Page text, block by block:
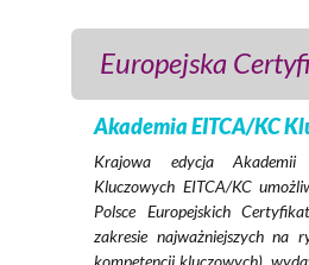
Europejska
Akademia EITCA/KC
Krajowa edycja Akademii
Kluczowych EITCA/KC
Polsce Europejskich
zakresie najważniejszych na
kompetencji kluczowych),